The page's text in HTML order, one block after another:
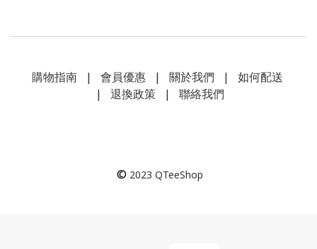
購物指南| 會員優惠| 關於我們 | 如何配送
| 退換政策 | 聯絡我們
© 2023 QTeeShop